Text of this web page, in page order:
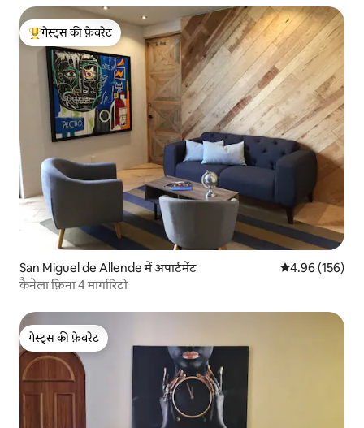
गेस्ट्स का टॉप फ़ेवरेट
गेस्ट्स की फ़ेवरेट
San Miguel de Allende में अपार्टमेंट औसत रेटिंग 5 में से
4.96 (156)
कैनेला फ़िना 4 मार्गारिटो
गेस्ट्स की फ़ेवरेट
गेस्ट्स की फ़ेवरेट